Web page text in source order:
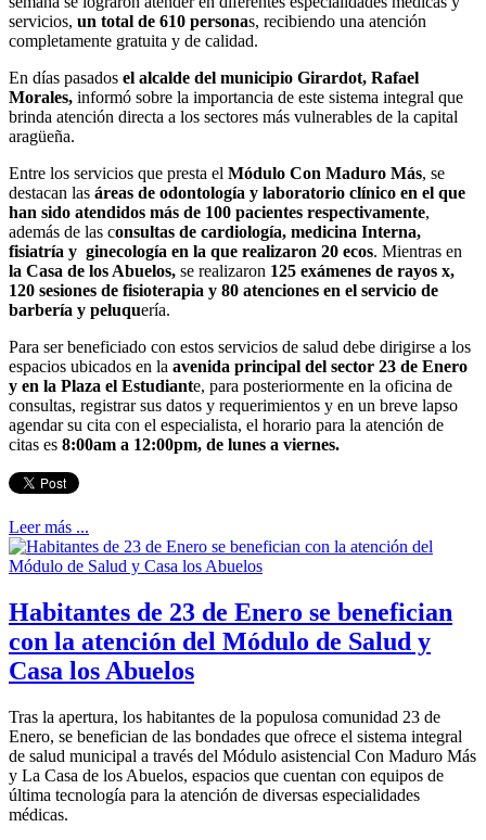
servicios, un total de 610 personas, recibiendo una atención
completamente gratuita y de calidad.
En días pasados el alcalde del municipio Girardot, Rafael
Morales, informó sobre la importancia de este sistema integral que
brinda atención directa a los sectores más vulnerables de la capital
aragüeña.
Entre los servicios que presta el Módulo Con Maduro Más, se
destacan las áreas de odontología y laboratorio clínico en el que
han sido atendidos más de 100 pacientes respectivamente,
además de las consultas de cardiología, medicina Interna,
fisiatría y ginecología en la que realizaron 20 ecos. Mientras en
la Casa de los Abuelos, se realizaron 125 exámenes de rayos x,
120 sesiones de fisioterapia y 80 atenciones en el servicio de
barbería y peluquería.
Para ser beneficiado con estos servicios de salud debe dirigirse a los
espacios ubicados en la avenida principal del sector 23 de Enero
y en la Plaza el Estudiante, para posteriormente en la oficina de
consultas, registrar sus datos y requerimientos y en un breve lapso
agendar su cita con el especialista, el horario para la atención de
citas es 8:00am a 12:00pm, de lunes a viernes.
Leer más ...
Habitantes de 23 de Enero se benefician
con la atención del Módulo de Salud y
Casa los Abuelos
Tras la apertura, los habitantes de la populosa comunidad 23 de
Enero, se benefician de las bondades que ofrece el sistema integral
de salud municipal a través del Módulo asistencial Con Maduro Más
y La Casa de los Abuelos, espacios que cuentan con equipos de
última tecnología para la atención de diversas especialidades
médicas.